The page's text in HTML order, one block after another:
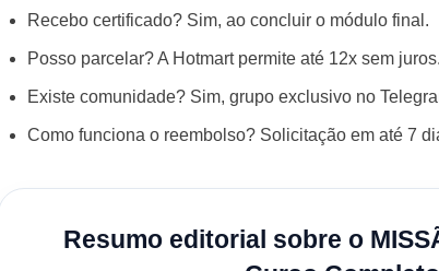
Recebo certificado? Sim, ao concluir o módulo final.
Posso parcelar? A Hotmart permite até 12x sem juros.
Existe comunidade? Sim, grupo exclusivo no
Como funciona o reembolso? Solicitação em até 7
Resumo editorial sobre o